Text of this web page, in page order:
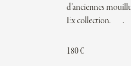
d’anciennes
Ex collection. .
180€